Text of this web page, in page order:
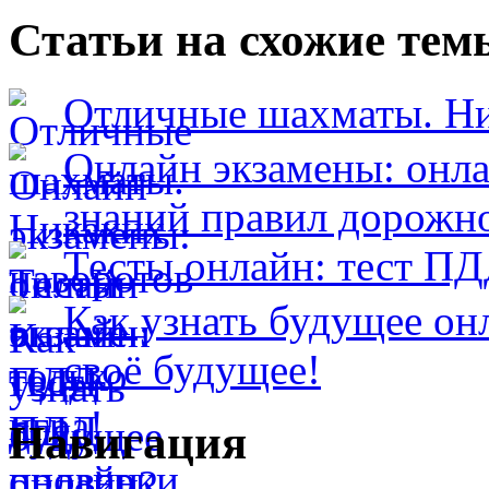
Статьи на схожие
Отличные шахматы.
Онлайн экзамены:
знаний правил
Тесты онлайн: тест
Как узнать будущее
своё будущее!
Навигация